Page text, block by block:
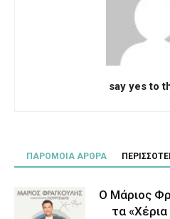
say yes to
ΠΑΡΟΜΟΙΑ ΑΡΘΡΑ
Ο Μάριος
τα